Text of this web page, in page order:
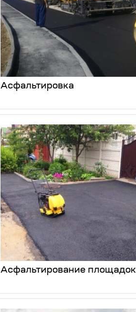
Асфальтировка
Асфальтирование площадок